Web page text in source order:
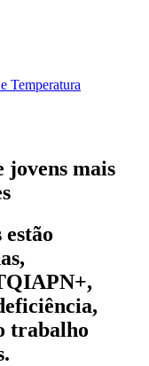
jovens mais
trabalho